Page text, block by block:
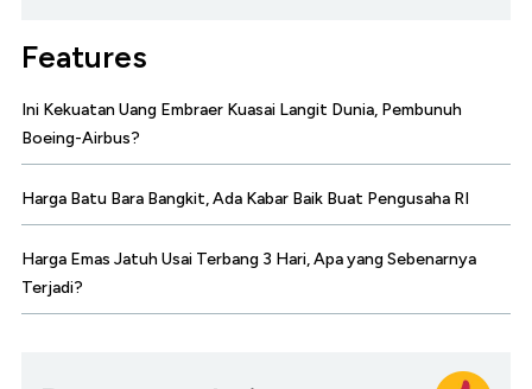
Features
Ini Kekuatan Uang Embraer Kuasai Langit Dunia, Pembunuh
Boeing-Airbus?
Harga Batu Bara Bangkit, Ada Kabar Baik Buat Pengusaha RI
Harga Emas Jatuh Usai Terbang 3 Hari, Apa yang Sebenarnya
Terjadi?